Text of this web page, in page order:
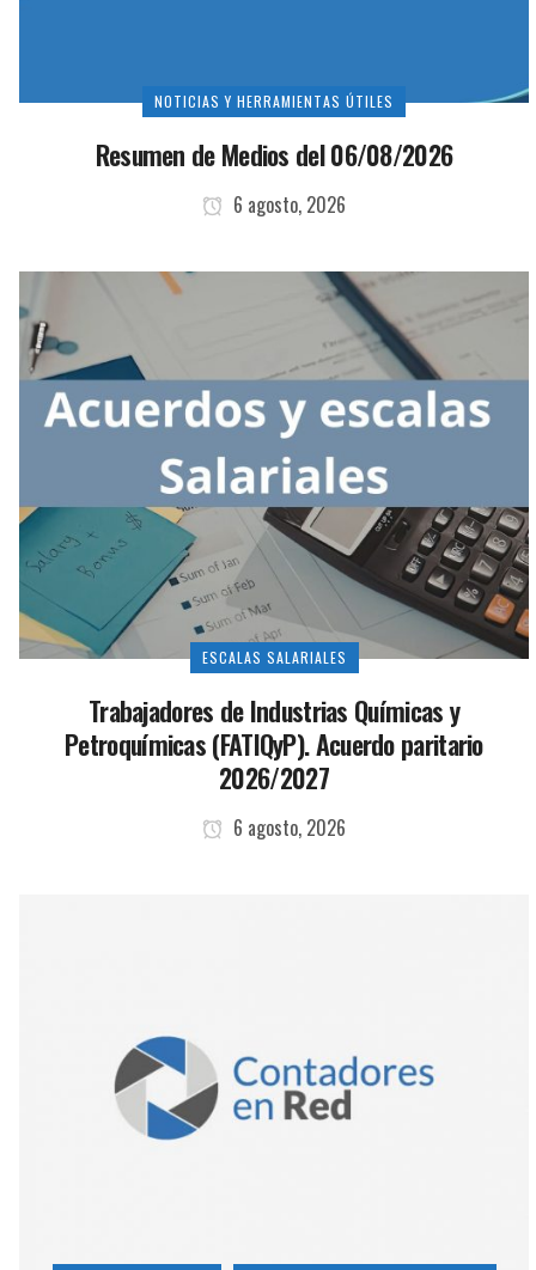
NOTICIAS Y HERRAMIENTAS ÚTILES
Resumen de Medios del 06/08/2026
6 agosto, 2026
ESCALAS SALARIALES
Trabajadores de Industrias Químicas y
Petroquímicas (FATIQyP). Acuerdo paritario
2026/2027
6 agosto, 2026